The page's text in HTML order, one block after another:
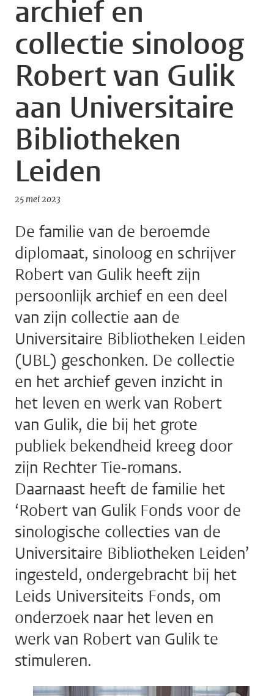
archief en
collectie sinoloog
Robert van Gulik
aan Universitaire
Bibliotheken
Leiden
25 mei 2023
De familie van de beroemde
diplomaat, sinoloog en schrijver
Robert van Gulik heeft zijn
persoonlijk archief en een deel
van zijn collectie aan de
Universitaire Bibliotheken Leiden
(UBL) geschonken. De collectie
en het archief geven inzicht in
het leven en werk van Robert
van Gulik, die bij het grote
publiek bekendheid kreeg door
zijn Rechter Tie-romans.
Daarnaast heeft de familie het
‘Robert van Gulik Fonds voor de
sinologische collecties van de
Universitaire Bibliotheken Leiden’
ingesteld, ondergebracht bij het
Leids Universiteits Fonds, om
onderzoek naar het leven en
werk van Robert van Gulik te
stimuleren.